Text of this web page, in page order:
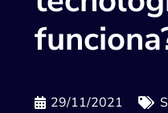
29/11/2021